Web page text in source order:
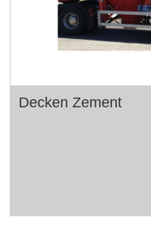
Decken Zement